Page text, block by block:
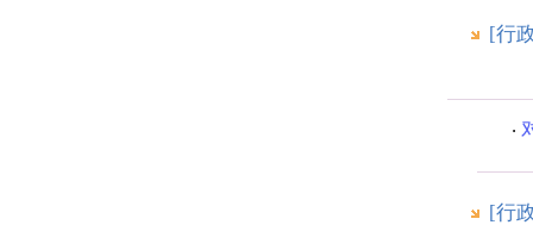
[行
[行